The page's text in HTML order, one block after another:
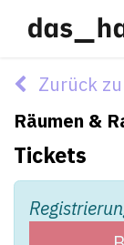
Zurück
Räumen &
Tickets